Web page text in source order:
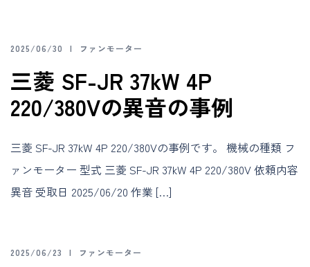
2025/06/30 ファンモーター
三菱 SF-JR 37kW 4P
220/380Vの異音の事例
三菱 SF-JR 37kW 4P 220/380Vの事例です。 機械の種類 フ
ァンモーター 型式 三菱 SF-JR 37kW 4P 220/380V 依頼内容
異音 受取日 2025/06/20 作業 […]
2025/06/23 ファンモーター